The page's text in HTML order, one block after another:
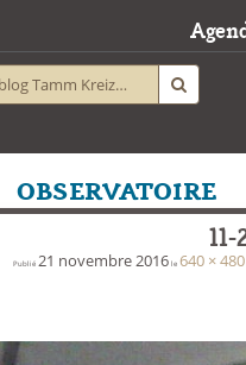
OBSERVATOIRE
Publié 21 novembre 2016le 640 × 480